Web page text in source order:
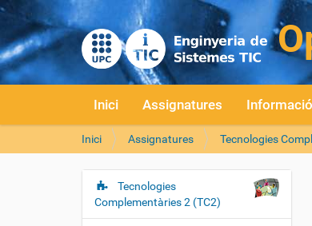
Inici Assignatures
S
o
u
Inici Assignatures Tecnologies
N
a
Tecnologies
Complementàries 2 (TC2)